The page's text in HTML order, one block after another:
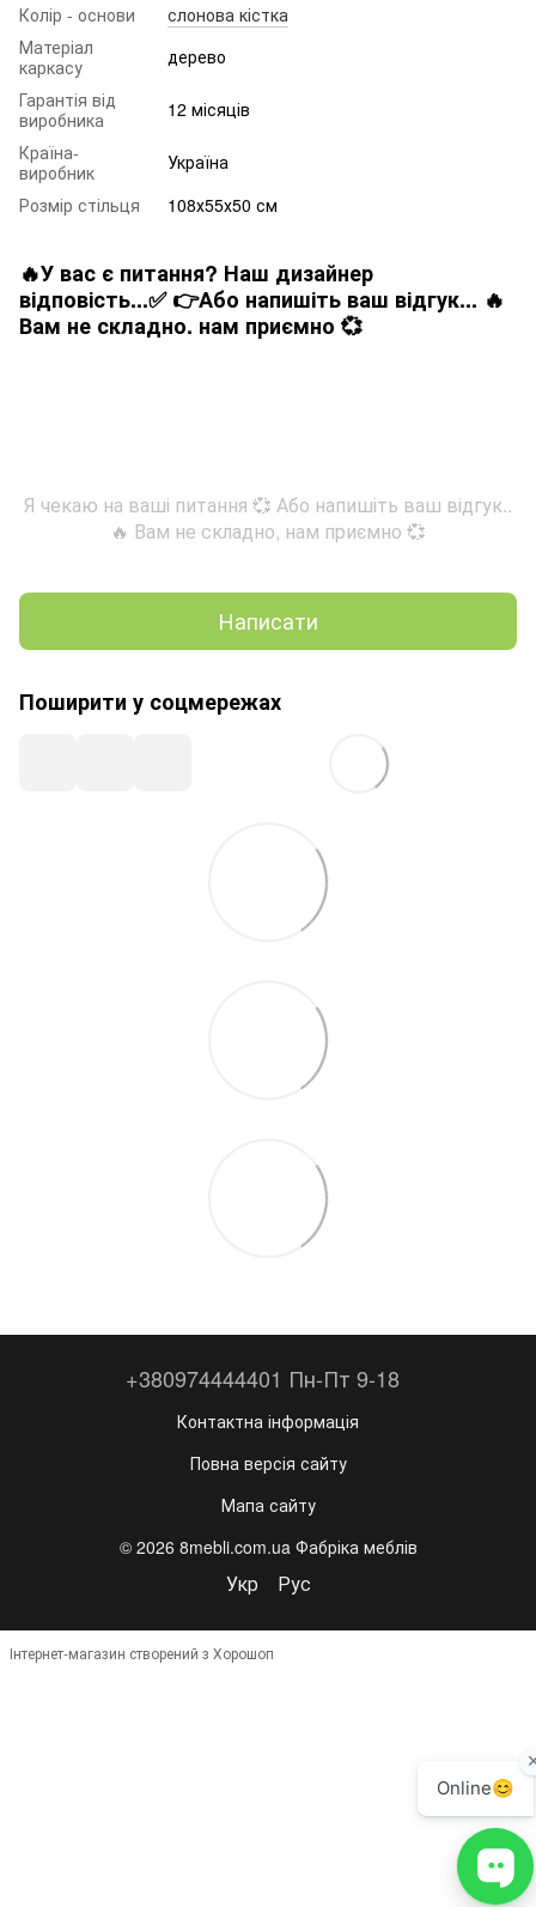
Колір - основи
слонова кістка
Матеріал
каркасу
дерево
Гарантія від
виробника
12 місяців
Країна-
виробник
Україна
Розмір стільця
108х55х50 см
🔥У вас є питання? Наш дизайнер
відповість...✅ 👉Або напишіть ваш відгук... 🔥
Вам не складно. нам приємно 💞
Я чекаю на ваші питання 💞 Або напишіть ваш відгук..
🔥 Вам не складно, нам приємно 💞
Написати
Поширити у соцмережах
+380974444401 Пн-Пт 9-18
Контактна інформація
Повна версія сайту
Мапа сайту
© 2026 8mebli.com.ua Фабріка меблів
Укр Рус
Інтернет-магазин створений з Хорошоп